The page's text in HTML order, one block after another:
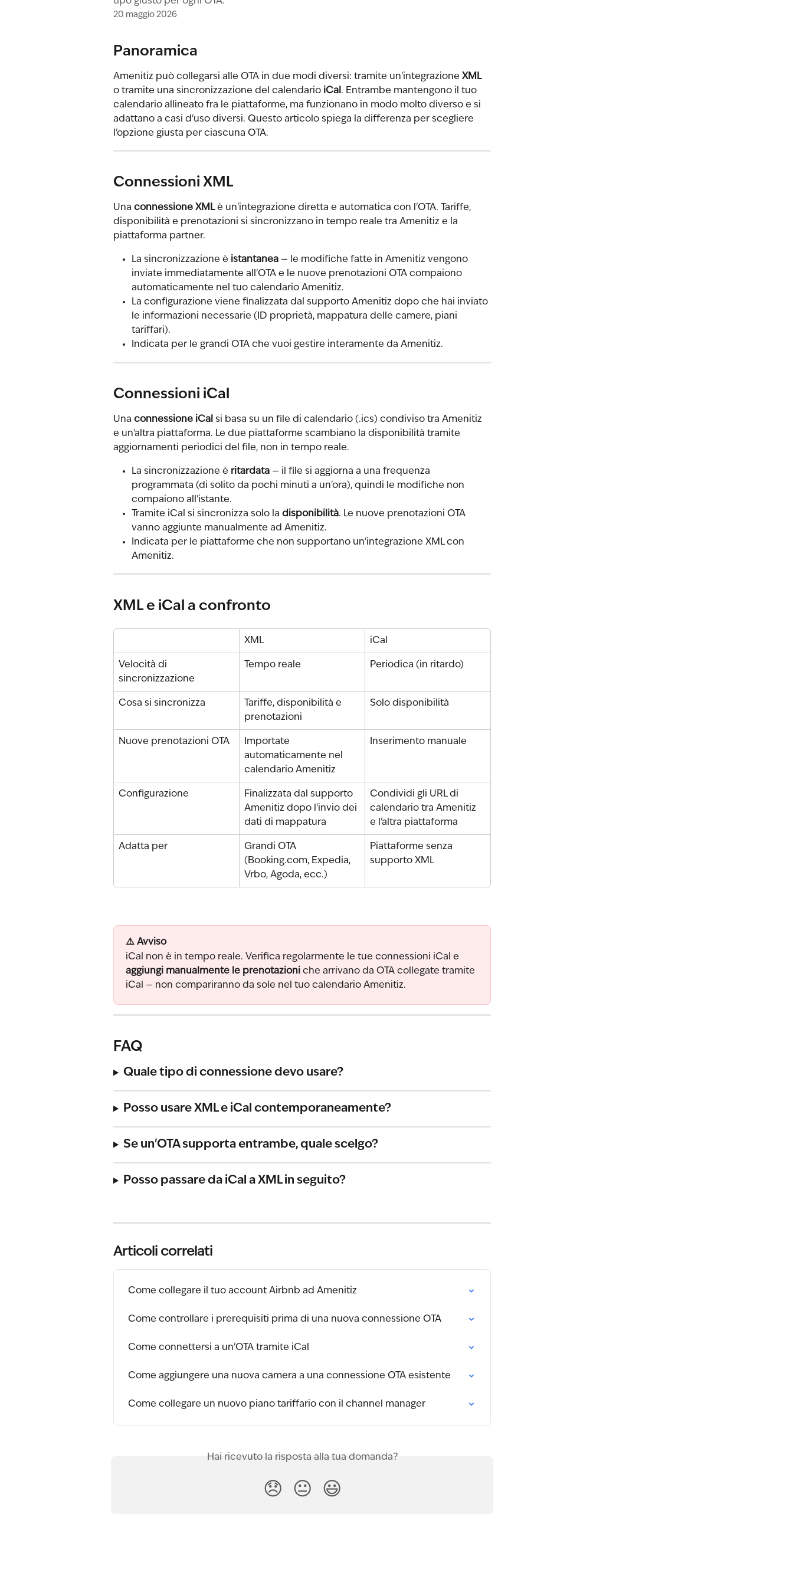
20 maggio 2026
Panoramica
Amenitiz può collegarsi alle OTA in due modi diversi: tramite un'integrazione XML
o tramite una sincronizzazione del calendario iCal . Entrambe mantengono il tuo
calendario allineato fra le piattaforme, ma funzionano in modo molto diverso e si
adattano a casi d'uso diversi. Questo articolo spiega la differenza per scegliere
l'opzione giusta per ciascuna OTA.
Connessioni XML
Una connessione XML è un'integrazione diretta e automatica con l'OTA. Tariffe,
disponibilità e prenotazioni si sincronizzano in tempo reale tra Amenitiz e la
piattaforma partner.
La sincronizzazione è istantanea — le modifiche fatte in Amenitiz vengono
inviate immediatamente all'OTA e le nuove prenotazioni OTA compaiono
automaticamente nel tuo calendario Amenitiz.
La configurazione viene finalizzata dal supporto Amenitiz dopo che hai inviato
le informazioni necessarie (ID proprietà, mappatura delle camere, piani
tariffari).
Indicata per le grandi OTA che vuoi gestire interamente da Amenitiz.
Connessioni iCal
Una connessione iCal si basa su un file di calendario (.ics) condiviso tra Amenitiz
e un'altra piattaforma. Le due piattaforme scambiano la disponibilità tramite
aggiornamenti periodici del file, non in tempo reale.
La sincronizzazione è ritardata — il file si aggiorna a una frequenza
programmata (di solito da pochi minuti a un'ora), quindi le modifiche non
compaiono all'istante.
Tramite iCal si sincronizza solo la disponibilità. Le nuove prenotazioni OTA
vanno aggiunte manualmente ad Amenitiz.
Indicata per le piattaforme che non supportano un'integrazione XML con
Amenitiz.
XML e iCal a confronto
XML iCal
Velocità di
sincronizzazione
Tempo reale Periodica (in ritardo)
Cosa si sincronizza
Tariffe, disponibilità e
prenotazioni
Solo disponibilità
Nuove prenotazioni OTA
Importate
automaticamente nel
calendario Amenitiz
Inserimento manuale
Configurazione
Finalizzata dal supporto
Amenitiz dopo l'invio dei
dati di mappatura
Condividi gli URL di
calendario tra Amenitiz
e l'altra piattaforma
Adatta per
Grandi OTA
(Booking.com, Expedia,
Vrbo, Agoda, ecc.)
Piattaforme senza
supporto XML
⚠️ Avviso
iCal non è in tempo reale. Verifica regolarmente le tue connessioni iCal e
aggiungi manualmente le prenotazioni che arrivano da OTA collegate tramite
iCal — non compariranno da sole nel tuo calendario Amenitiz.
FAQ
Quale tipo di connessione devo usare?
Posso usare XML e iCal contemporaneamente?
Se un'OTA supporta entrambe, quale scelgo?
Posso passare da iCal a XML in seguito?
Articoli correlati
Come collegare il tuo account Airbnb ad Amenitiz
Come controllare i prerequisiti prima di una nuova connessione OTA
Come connettersi a un'OTA tramite iCal
Come aggiungere una nuova camera a una connessione OTA esistente
Come collegare un nuovo piano tariffario con il channel manager
Hai ricevuto la risposta alla tua domanda?
😞 😐 😃